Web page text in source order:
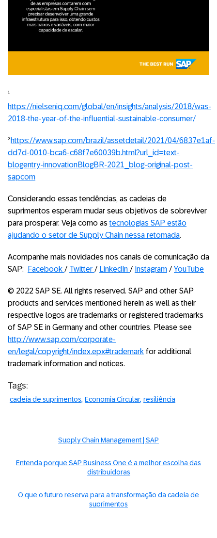
¹
https://nielseniq.com/global/en/insights/analysis/2018/was-
2018-the-year-of-the-influential-sustainable-consumer/
²https://www.sap.com/brazil/assetdetail/2021/04/6837e1af-
dd7d-0010-bca6-c68f7e60039b.html?url_id=text-
blogentry-innovationBlogBR-2021_blog-original-post-
sapcom
Considerando essas tendências, as cadeias de
suprimentos esperam mudar seus objetivos de sobreviver
para prosperar. Veja como astecnologias SAP estão
ajudando o setor de Supply Chain nessa retomada.
Acompanhe mais novidades nos canais de comunicação da
SAP:
Facebook / Twitter / LinkedIn / Instagram / YouTube
© 2022 SAP SE. All rights reserved. SAP and other SAP
products and services mentioned herein as well as their
respective logos are trademarks or registered trademarks
of SAP SE in Germany and other countries. Please see
http://www.sap.com/corporate-
en/legal/copyright/index.epx#trademark for additional
trademark information and notices.
Tags:
cadeia de suprimentos Economia Circular resiliência
Supply Chain Management | SAP
Entenda porque SAP Business One é a melhor escolha das
distribuidoras
O que o futuro reserva para a transformação da cadeia de
suprimentos